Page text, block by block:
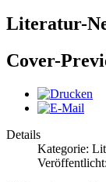
Literatur-
Cover-
Details
Kategorie: